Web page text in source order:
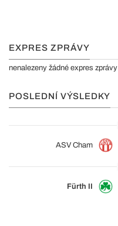
EXPRES ZPRÁVY
nenalezeny žádné expres zprávy
POSLEDNÍ VÝSLEDKY
ASV Cham
Fürth II